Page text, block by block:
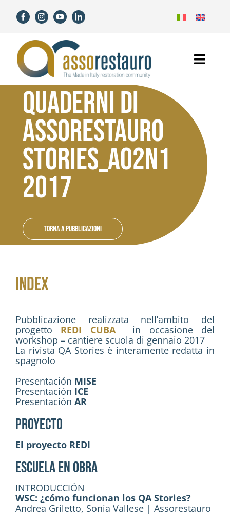
contenuto
Home
Assorestauro
Soci
Servizi
Attività
QUADERNI DI
ASSORESTAURO
STORIES_A02N1
2017
Torna a Pubblicazioni
INDEX
Pubblicazione realizzata nell’ambito del
progetto REDI CUBA in occasione del
workshop – cantiere scuola di gennaio 2017
La rivista QA Stories è interamente redatta in
spagnolo
Presentación MISE
Presentación ICE
Presentación AR
PROYECTO
El proyecto REDI
ESCUELA EN OBRA
INTRODUCCIÓN
WSC: ¿cómo funcionan los QA Stories?
Andrea Griletto, Sonia Vallese | Assorestauro